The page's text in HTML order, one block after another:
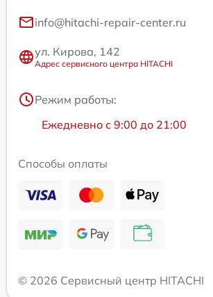
info@hitachi-repair-center.ru
ул. Кирова, 142
Адрес сервисного центра HITACHI
Режим работы:
Ежедневно с 9:00 до 21:00
Способы оплаты
© 2026 Сервисный центр HITACHI